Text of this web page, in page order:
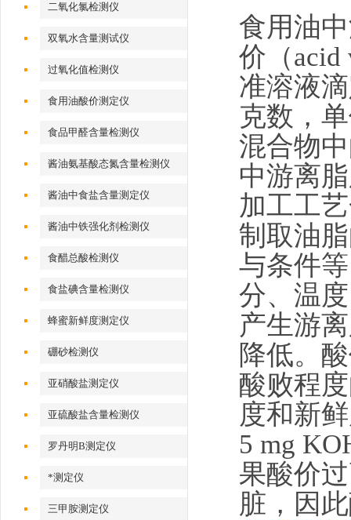
二氧化氯检测仪
双氧水含量测试仪
过氧化值检测仪
食用油酸价测定仪
食品甲醛含量检测仪
酱油氨基酸态氮含量检测仪
酱油中食盐含量测定仪
酱油中铁强化剂检测仪
食醋总酸检测仪
食盐碘含量检测仪
蜂蜜新鲜度测定仪
硼砂检测仪
亚硝酸盐测定仪
亚硫酸盐含量检测仪
罗丹明B测定仪
*测定仪
三甲胺测定仪
食用油
价（acid
准溶液
克数，
混合物
中游离
加工工
制取油
与条件
分、温
产生游
降低。
酸败程
度和新
5 mg
果酸价
脏，因